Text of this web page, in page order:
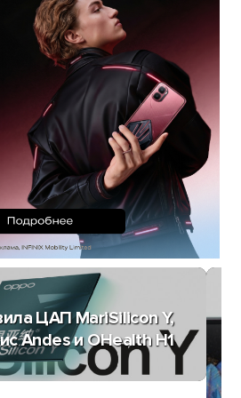
ЦАП MariSilicon Y,
Andes и OHealth H1